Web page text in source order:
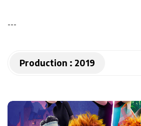
---
Production : 2019